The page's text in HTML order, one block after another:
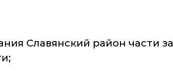
Славянский район части